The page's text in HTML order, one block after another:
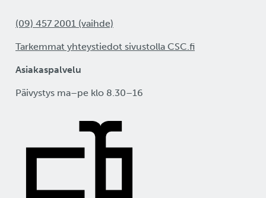
(09) 457 2001 (vaihde)
Tarkemmat yhteystiedot sivustolla CSC.fi
Asiakaspalvelu
Päivystys ma–pe klo 8.30–16